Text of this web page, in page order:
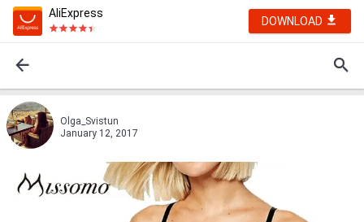
AliExpress
DOWNLOAD
Olga_Svistun
January 12, 2017